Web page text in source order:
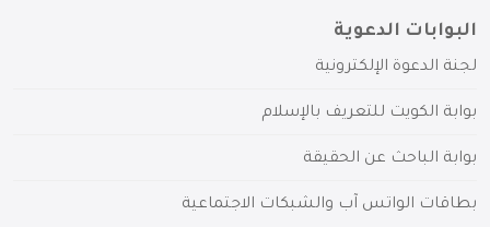
البوابات الدعوية
لجنة الدعوة الإلكترونية
بوابة الكويت للتعريف بالإسلام
بوابة الباحث عن الحقيقة
بطاقات الواتس آب والشبكات الاجتماعية